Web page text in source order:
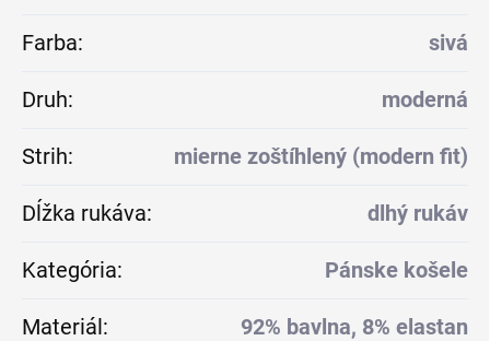
Farba: sivá
Druh: moderná
Strih: mierne zoštíhlený (modern fit)
Dĺžka rukáva: dlhý rukáv
Kategória: Pánske košele
Materiál: 92% bavlna, 8% elastan